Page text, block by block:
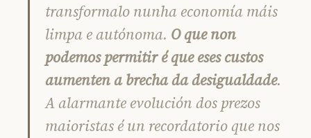
transformalo nunha economía máis
limpa e autónoma. O que non
podemos permitir é que eses custos
aumenten a brecha da desigualdade.
A alarmante evolución dos prezos
maioristas é un recordatorio que nos